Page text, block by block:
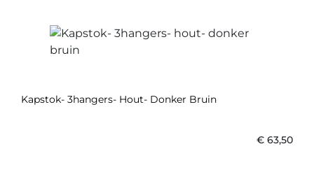
Kapstok- 3hangers- Hout- Donker Bruin
€ 63,50